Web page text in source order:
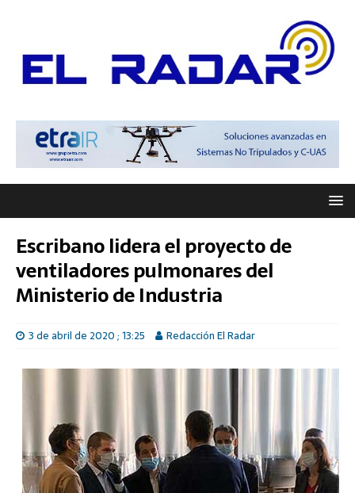
Escribano lidera el proyecto de
ventiladores pulmonares del
Ministerio de Industria
3 de abril de 2020 ; 13:25 Redacción El Radar